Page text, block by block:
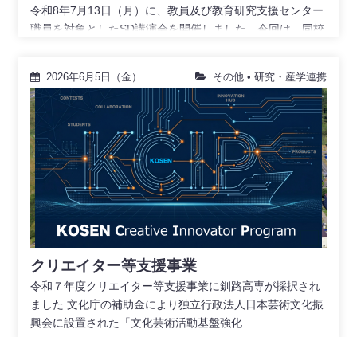
令和8年7月13日（月）に、教員及び教育研究支援センター
職員を対象としたSD講演会を開催しました。今回は、同校
2026年6月5日（金） その他• 研究・産学連携
クリエイター等支援事業
令和７年度クリエイター等支援事業に釧路高専が採択され
ました 文化庁の補助金により独立行政法人日本芸術文化振
興会に設置された「文化芸術活動基盤強化